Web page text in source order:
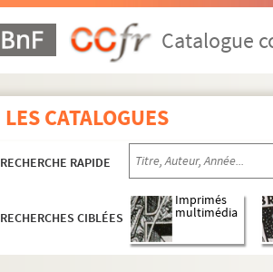
Catalogue
LES CATALOGUES
RECHERCHE RAPIDE
RECHERCHES CIBLÉES
Imprimés
multimédia